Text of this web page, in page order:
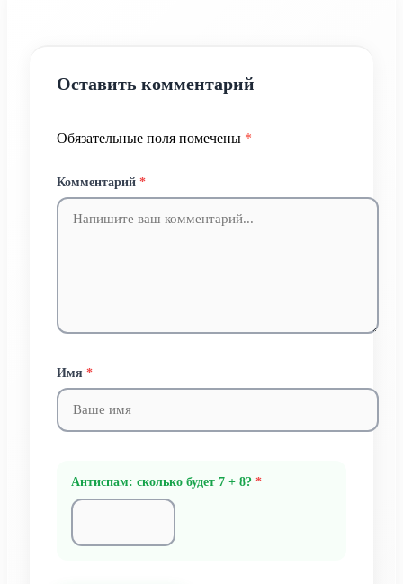
Оставить комментарий
Обязательные поля помечены *
Комментарий *
Имя *
Антиспам: сколько будет 7 + 8? *